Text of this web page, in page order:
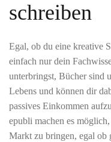
schreiben
Egal, ob du eine kreative
einfach nur dein
unterbringst, Bücher sind
Lebens und können dir
passives Einkommen
epubli machen es
Markt zu bringen, egal ob